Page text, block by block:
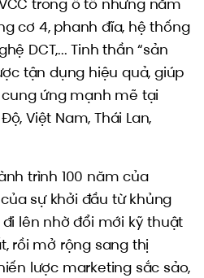
trong ô tô những năm
cơ 4, phanh đĩa, hệ thống
DCT,... Tinh thần “sản
tận dụng hiệu quả, giúp
ứng mạnh mẽ tại
Việt Nam, Thái Lan,
trình 100 năm của
sự khởi đầu từ khủng
lên nhờ đổi mới kỹ thuật
rồi mở rộng sang thị
lược marketing sắc sảo,